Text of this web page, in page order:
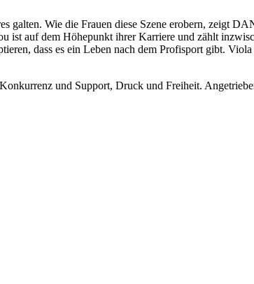
galten. Wie die Frauen diese Szene erobern, zeigt
auf dem Höhepunkt ihrer Karriere und zählt
dass es ein Leben nach dem Profisport gibt.
und Support, Druck und Freiheit.